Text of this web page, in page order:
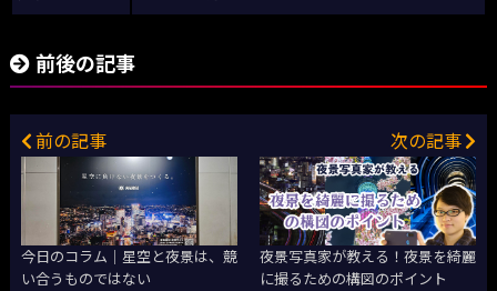
前後の記事
前の記事
今日のコラム｜星空と夜景は、競
い合うものではない
次の記事
夜景写真家が教える！夜景を綺麗
に撮るための構図のポイント